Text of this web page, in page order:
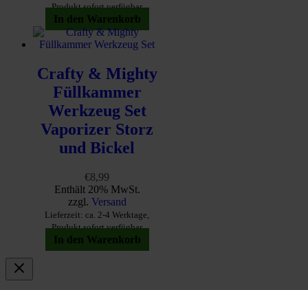
Produkt sofort verfügbar
In den Warenkorb
Crafty & Mighty
Füllkammer
Werkzeug Set
Vaporizer Storz
und Bickel
€8,99
Enthält 20% MwSt.
zzgl. Versand
Lieferzeit: ca. 2-4 Werktage,
Produkt sofort verfügbar
In den Warenkorb